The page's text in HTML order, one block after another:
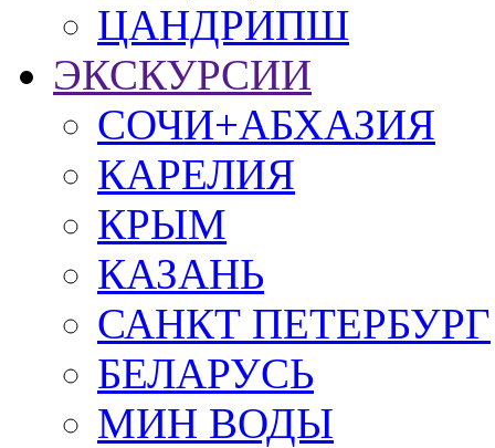
ЦАНДРИПШ
ЭКСКУРСИИ
СОЧИ+АБХАЗИЯ
КАРЕЛИЯ
КРЫМ
КАЗАНЬ
САНКТ ПЕТЕРБУРГ
БЕЛАРУСЬ
МИН ВОДЫ